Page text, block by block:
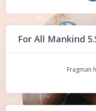
For All Mankind
Fragman